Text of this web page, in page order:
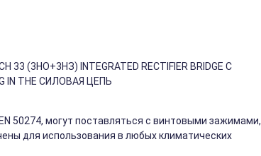
(3НО+3НЗ) INTEGRATED RECTIFIER BRIDGE C
IN THE СИЛОВАЯ ЦЕПЬ
50274, могут поставляться с винтовыми зажимами,
для использования в любых климатических